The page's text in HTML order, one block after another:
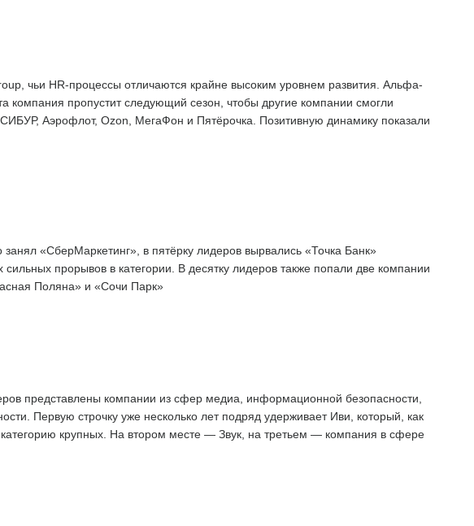
чьи HR-процессы отличаются крайне высоким уровнем развития. Альфа-
компания пропустит следующий сезон, чтобы другие компании смогли
Аэрофлот, Ozon, МегаФон и Пятёрочка. Позитивную динамику показали
«СберМаркетинг», в пятёрку лидеров вырвались «Точка Банк»
прорывов в категории. В десятку лидеров также попали две компании
Поляна» и «Сочи Парк»
представлены компании из сфер медиа, информационной безопасности,
Первую строчку уже несколько лет подряд удерживает Иви, который, как
крупных. На втором месте — Звук, на третьем — компания в сфере